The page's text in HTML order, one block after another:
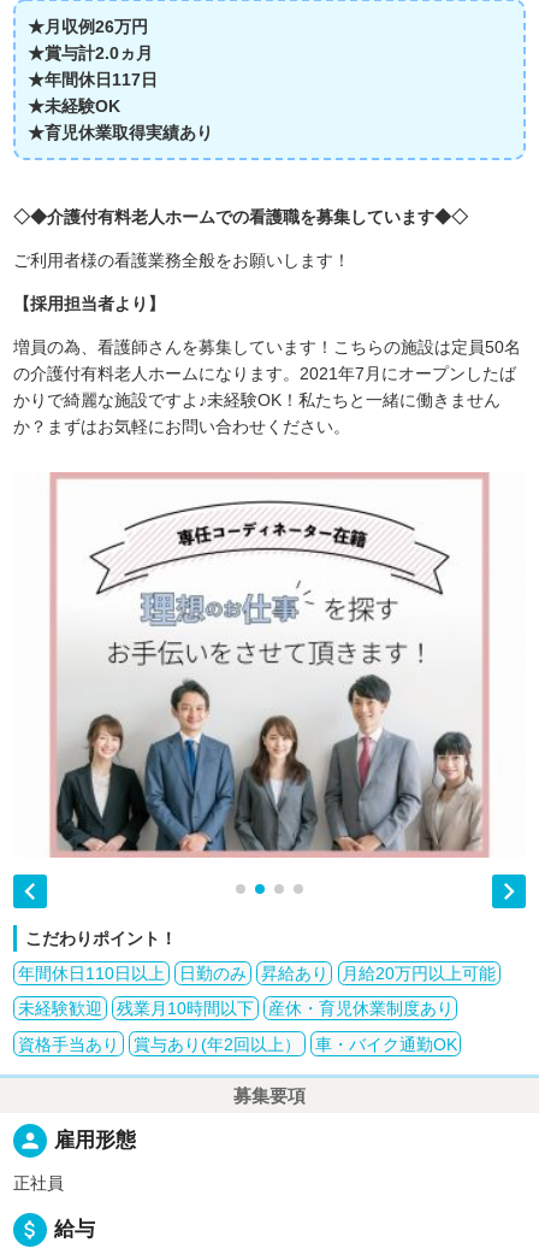
★月収例26万円
★賞与計2.0ヵ月
★年間休日117日
★未経験OK
★育児休業取得実績あり
◇◆介護付有料老人ホームでの看護職を募集しています◆◇
ご利用者様の看護業務全般をお願いします！
【採用担当者より】
増員の為、看護師さんを募集しています！こちらの施設は定員50名
の介護付有料老人ホームになります。2021年7月にオープンしたば
かりで綺麗な施設ですよ♪未経験OK！私たちと一緒に働きません
か？まずはお気軽にお問い合わせください。
 
こだわりポイント！
年間休日110日以上
日勤のみ 昇給あり
月給20万円以上可能
未経験歓迎
残業月10時間以下
産休・育児休業制度あり
資格手当あり
賞与あり(年2回以上） 車・バイク通勤OK
募集要項
person 雇用形態
正社員
attach_money 給与